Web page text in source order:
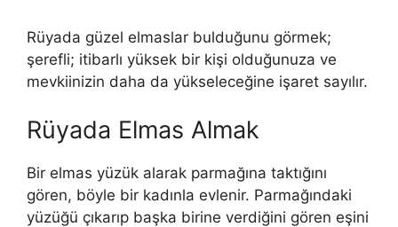
Rüyada güzel elmaslar bulduğunu görmek;
şerefli; itibarlı yüksek bir kişi olduğunuza ve
mevkiinizin daha da yükseleceğine işaret sayılır.
Rüyada Elmas Almak
Bir elmas yüzük alarak parmağına taktığını
gören, böyle bir kadınla evlenir. Parmağındaki
yüzüğü çıkarıp başka birine verdiğini gören eşini